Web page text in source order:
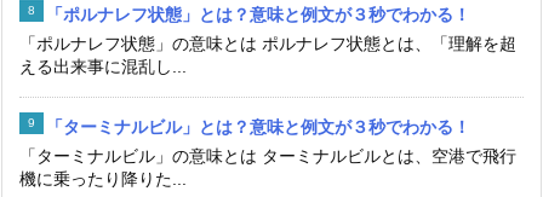
「ポルナレフ状態」とは？意味と例文が３秒でわかる！
「ポルナレフ状態」の意味とは ポルナレフ状態とは、「理解を超
える出来事に混乱し...
「ターミナルビル」とは？意味と例文が３秒でわかる！
「ターミナルビル」の意味とは ターミナルビルとは、空港で飛行
機に乗ったり降りた...